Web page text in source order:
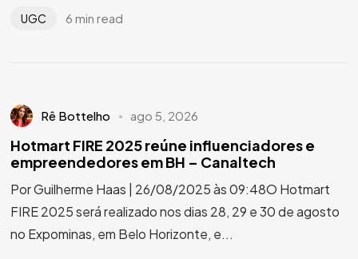
UGC 6 min read
Rê Bottelho ago 5, 2026
Hotmart FIRE 2025 reúne influenciadores e
empreendedores em BH – Canaltech
Por Guilherme Haas | 26/08/2025 às 09:48O Hotmart
FIRE 2025 será realizado nos dias 28, 29 e 30 de agosto
no Expominas, em Belo Horizonte, e...